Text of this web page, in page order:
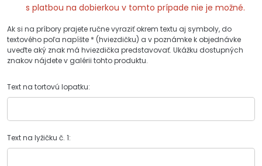
s platbou na dobierkou v tomto prípade nie je možné.
Ak si na príbory prajete ručne vyraziť okrem textu aj symboly, do
textového poľa napíšte * (hviezdičku) a v poznámke k objednávke
uveďte aký znak má hviezdička predstavovať. Ukážku dostupných
znakov nájdete v galérii tohto produktu.
Text na tortovú lopatku:
Text na lyžičku č. 1: